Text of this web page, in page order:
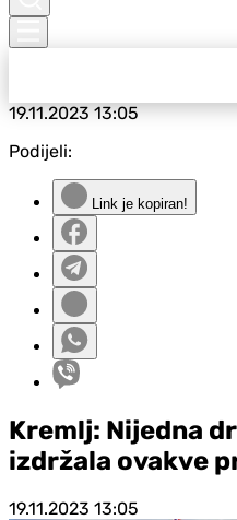
19.11.202313:05
Podijeli:
Link je kopiran!
Kremlj: Nijedna
izdržala ovakve
19.11.2023 13:05